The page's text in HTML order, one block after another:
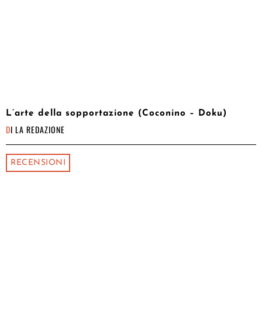
L’arte della sopportazione (Coconino – Doku)
DI LA REDAZIONE
RECENSIONI